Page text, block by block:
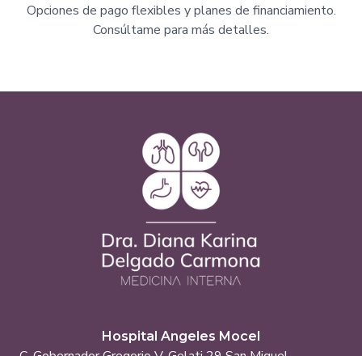
Opciones de pago flexibles y planes de financiamiento.
Consúltame para más detalles.
Hospital Angeles Mocel